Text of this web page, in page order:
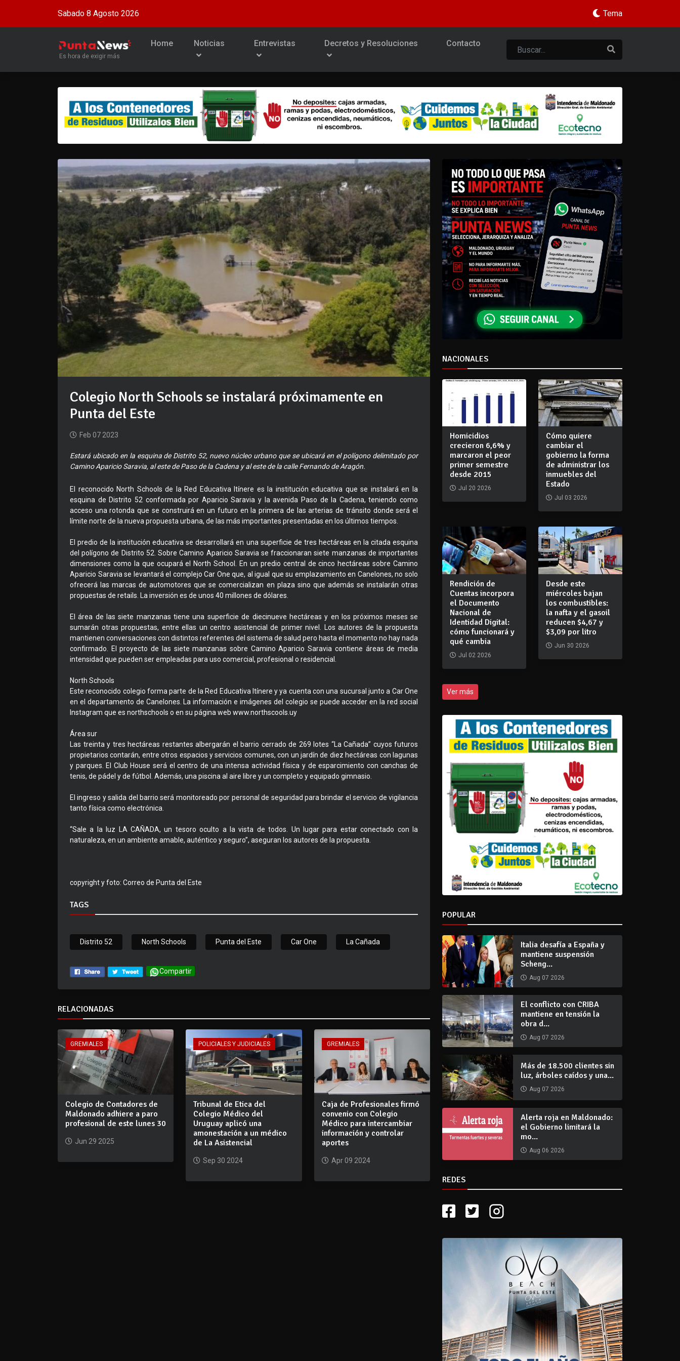
Sabado 8 Agosto 2026 Tema
Es hora de exigir más
Home Noticias Entrevistas Decretos y Resoluciones Contacto
Colegio North Schools se instalará próximamente en
Punta del Este
Feb 07 2023
Estará ubicado en la esquina de Distrito 52, nuevo núcleo urbano que se ubicará en el polígono delimitado por
Camino Aparicio Saravia, al este de Paso de la Cadena y al este de la calle Fernando de Aragón.
El reconocido North Schools de la Red Educativa Itínere es la institución educativa que se instalará en la
esquina de Distrito 52 conformada por Aparicio Saravia y la avenida Paso de la Cadena, teniendo como
acceso una rotonda que se construirá en un futuro en la primera de las arterias de tránsito donde será el
límite norte de la nueva propuesta urbana, de las más importantes presentadas en los últimos tiempos.
El predio de la institución educativa se desarrollará en una superficie de tres hectáreas en la citada esquina
del polígono de Distrito 52. Sobre Camino Aparicio Saravia se fraccionaran siete manzanas de importantes
dimensiones como la que ocupará el North School. En un predio central de cinco hectáreas sobre Camino
Aparicio Saravia se levantará el complejo Car One que, al igual que su emplazamiento en Canelones, no solo
ofrecerá las marcas de automotores que se comercializan en plaza sino que además se instalarán otras
propuestas de retails. La inversión es de unos 40 millones de dólares.
El área de las siete manzanas tiene una superficie de diecinueve hectáreas y en los próximos meses se
sumarán otras propuestas, entre ellas un centro asistencial de primer nivel. Los autores de la propuesta
mantienen conversaciones con distintos referentes del sistema de salud pero hasta el momento no hay nada
confirmado. El proyecto de las siete manzanas sobre Camino Aparicio Saravia contiene áreas de media
intensidad que pueden ser empleadas para uso comercial, profesional o residencial.
North Schools
Este reconocido colegio forma parte de la Red Educativa Itínere y ya cuenta con una sucursal junto a Car One
en el departamento de Canelones. La información e imágenes del colegio se puede acceder en la red social
Instagram que es northschools o en su página web www.northscools.uy
Área sur
Las treinta y tres hectáreas restantes albergarán el barrio cerrado de 269 lotes “La Cañada” cuyos futuros
propietarios contarán, entre otros espacios y servicios comunes, con un jardín de diez hectáreas con lagunas
y parques. El Club House será el centro de una intensa actividad física y de esparcimiento con canchas de
tenis, de pádel y de fútbol. Además, una piscina al aire libre y un completo y equipado gimnasio.
El ingreso y salida del barrio será monitoreado por personal de seguridad para brindar el servicio de vigilancia
tanto física como electrónica.
“Sale a la luz LA CAÑADA, un tesoro oculto a la vista de todos. Un lugar para estar conectado con la
naturaleza, en un ambiente amable, auténtico y seguro”, aseguran los autores de la propuesta.
copyright y foto: Correo de Punta del Este
TAGS
Distrito 52 North Schools Punta del Este Car One La Cañada
Compartir
RELACIONADAS
GREMIALES
Colegio de Contadores de
Maldonado adhiere a paro
profesional de este lunes 30
Jun 29 2025
POLICIALES Y JUDICIALES
Tribunal de Etica del
Colegio Médico del
Uruguay aplicó una
amonestación a un médico
de La Asistencial
Sep 30 2024
GREMIALES
Caja de Profesionales firmó
convenio con Colegio
Médico para intercambiar
información y controlar
aportes
Apr 09 2024
NACIONALES
Homicidios
crecieron 6,6% y
marcaron el peor
primer semestre
desde 2015
Jul 20 2026
Cómo quiere
cambiar el
gobierno la forma
de administrar los
inmuebles del
Estado
Jul 03 2026
Rendición de
Cuentas incorpora
el Documento
Nacional de
Identidad Digital:
cómo funcionará y
qué cambia
Jul 02 2026
Desde este
miércoles bajan
los combustibles:
la nafta y el gasoil
reducen $4,67 y
$3,09 por litro
Jun 30 2026
Ver más
POPULAR
Italia desafía a España y
mantiene suspensión
Scheng...
Aug 07 2026
El conflicto con CRIBA
mantiene en tensión la
obra d...
Aug 07 2026
Más de 18.500 clientes sin
luz, árboles caídos y una...
Aug 07 2026
Alerta roja en Maldonado:
el Gobierno limitará la
mo...
Aug 06 2026
REDES